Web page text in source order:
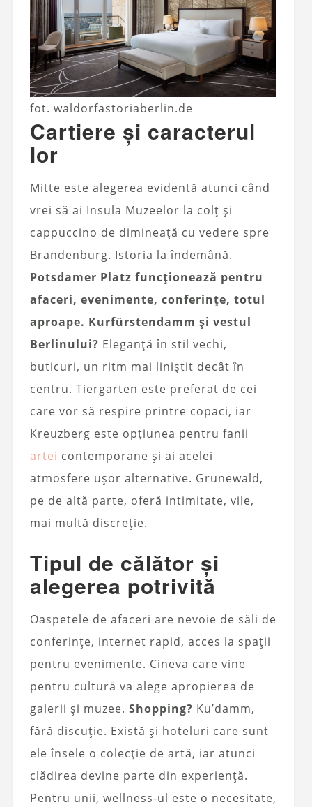
fot. waldorfastoriaberlin.de
Cartiere și caracterul
lor
Mitte este alegerea evidentă atunci când
vrei să ai Insula Muzeelor la colț și
cappuccino de dimineață cu vedere spre
Brandenburg. Istoria la îndemână.
Potsdamer Platz funcționează pentru
afaceri, evenimente, conferințe, totul
aproape. Kurfürstendamm și vestul
Berlinului? Eleganță în stil vechi,
buticuri, un ritm mai liniștit decât în
centru. Tiergarten este preferat de cei
care vor să respire printre copaci, iar
Kreuzberg este opțiunea pentru fanii
artei contemporane și ai acelei
atmosfere ușor alternative. Grunewald,
pe de altă parte, oferă intimitate, vile,
mai multă discreție.
Tipul de călător și
alegerea potrivită
Oaspetele de afaceri are nevoie de săli de
conferințe, internet rapid, acces la spații
pentru evenimente. Cineva care vine
pentru cultură va alege apropierea de
galerii și muzee. Shopping? Ku’damm,
fără discuție. Există și hoteluri care sunt
ele însele o colecție de artă, iar atunci
clădirea devine parte din experiență.
Pentru unii, wellness-ul este o necesitate,